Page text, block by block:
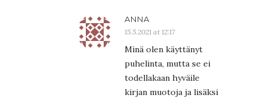
ANNA
15.5.2021 at 12:17
Minä olen käyttänyt
puhelinta, mutta se ei
todellakaan hyväile
kirjan muotoja ja lisäksi